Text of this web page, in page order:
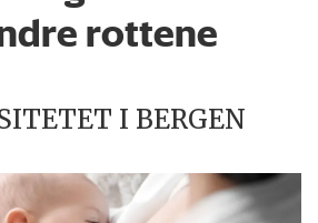
rottene
I BERGEN